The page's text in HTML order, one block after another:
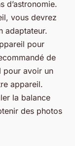
d’astronomie.
vous devrez
adaptateur.
pour
de
pour avoir un
appareil.
la balance
des photos